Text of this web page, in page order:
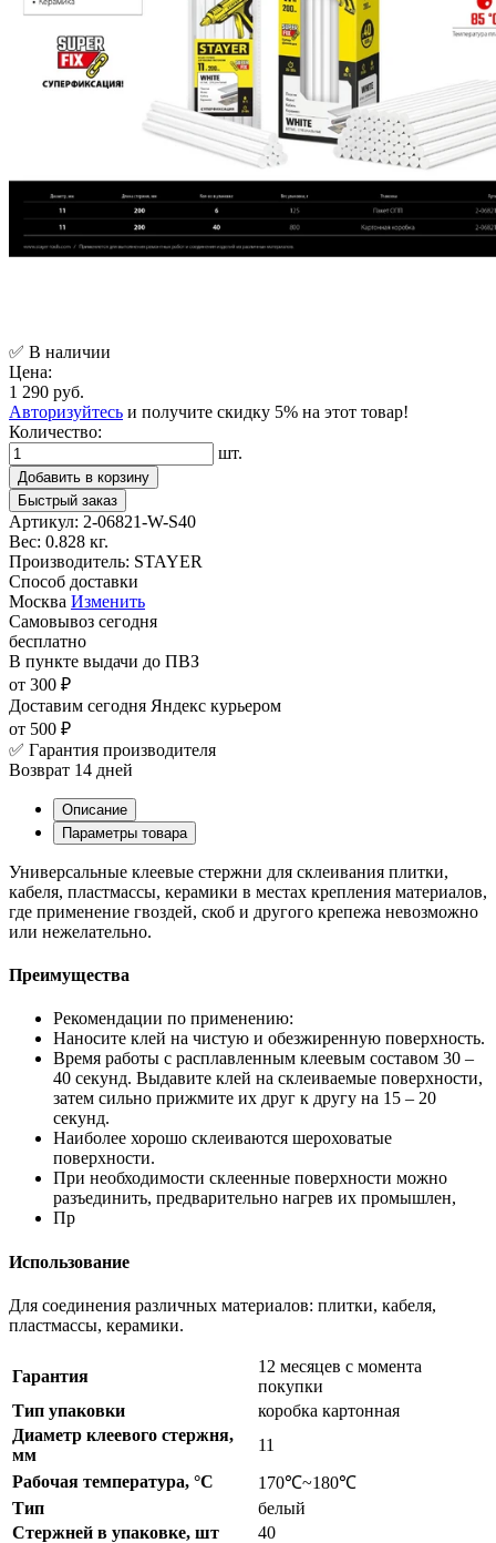
✅ В наличии
Цена:
1 290 руб.
Авторизуйтесь и получите скидку 5% на этот товар!
Количество:
шт.
Добавить в корзину
Быстрый заказ
Артикул: 2-06821-W-S40
Вес: 0.828 кг.
Производитель: STAYER
Способ доставки
Москва Изменить
Самовывоз сегодня
бесплатно
В пункте выдачи до ПВЗ
от 300 ₽
Доставим сегодня Яндекс курьером
от 500 ₽
✅ Гарантия производителя
Возврат 14 дней
Описание
Параметры товара
Универсальные клеевые стержни для склеивания плитки,
кабеля, пластмассы, керамики в местах крепления материалов,
где применение гвоздей, скоб и другого крепежа невозможно
или нежелательно.
Преимущества
Рекомендации по применению:
Наносите клей на чистую и обезжиренную поверхность.
Время работы с расплавленным клеевым составом 30 –
40 секунд. Выдавите клей на склеиваемые поверхности,
затем сильно прижмите их друг к другу на 15 – 20
секунд.
Наиболее хорошо склеиваются шероховатые
поверхности.
При необходимости склеенные поверхности можно
разъединить, предварительно нагрев их промышлен,
Пр
Использование
Для соединения различных материалов: плитки, кабеля,
пластмассы, керамики.
Гарантия
12 месяцев с момента
покупки
Тип упаковки
коробка картонная
Диаметр клеевого стержня,
мм
11
Рабочая температура, °C
170℃~180℃
Тип
белый
Стержней в упаковке, шт
40